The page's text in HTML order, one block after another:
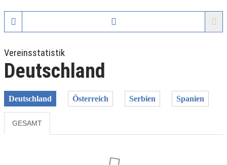
Vereinsstatistik
Deutschland
Deutschland Österreich Serbien Spanien
GESAMT